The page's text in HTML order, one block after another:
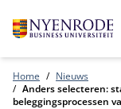
Home
Nieuws
Anders selecteren:
beleggingsprocessen